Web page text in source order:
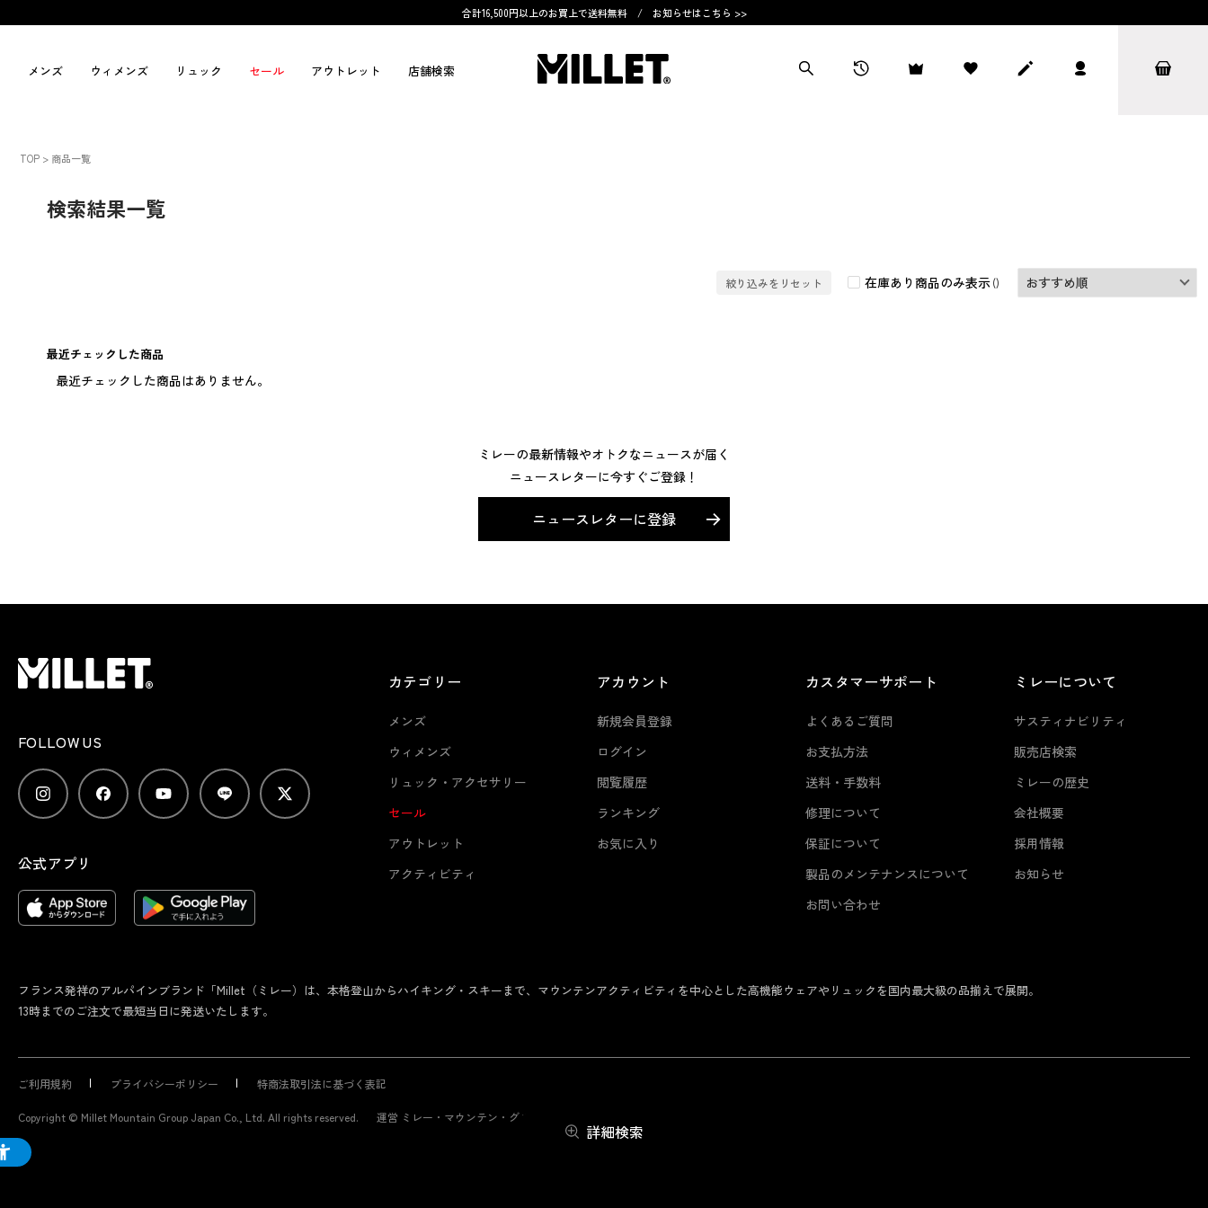
合計16,500円以上のお買上で送料無料 / お知らせはこちら >>
メンズ ウィメンズ リュック セール アウトレット 店舗検索
TOP 商品一覧
詳細検索
検索結果一覧
絞り込みをリセット 在庫あり商品のみ表示()
最近チェックした商品
最近チェックした商品はありません。
ミレーの最新情報やオトクなニュースが届く
ニュースレターに今すぐご登録！
ニュースレターに登録
FOLLOW US
公式アプリ
カテゴリー
メンズ
ウィメンズ
リュック・アクセサリー
セール
アウトレット
アクティビティ
アカウント
新規会員登録
ログイン
閲覧履歴
ランキング
お気に入り
カスタマーサポート
よくあるご質問
お支払方法
送料・手数料
修理について
保証について
製品のメンテナンスについて
お問い合わせ
ミレーについて
サスティナビリティ
販売店検索
ミレーの歴史
会社概要
採用情報
お知らせ
フランス発祥のアルパインブランド「Millet（ミレー）は、本格登山からハイキング・スキーまで、マウンテンアクティビティを中心とした高機能ウェアやリュックを国内最大級の品揃えで展開。
13時までのご注文で最短当日に発送いたします。
ご利用規約 プライバシーポリシー 特商法取引法に基づく表記
Copyright © Millet Mountain Group Japan Co., Ltd. All rights reserved. 運営 ミレー・マウンテン・グループ・ジャパン株式会社